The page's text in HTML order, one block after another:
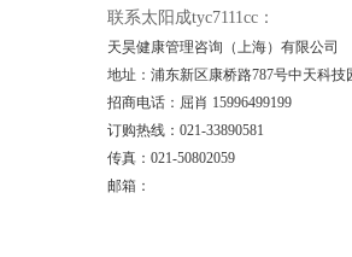
联系太阳成tyc7111cc：
天昊健康管理咨询（上海）有限公司
地址：浦东新区康桥路787号中天科技
招商电话：屈肖 15996499199
订购热线：021-33890581
传真：021-50802059
邮箱：